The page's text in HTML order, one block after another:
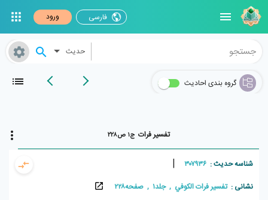
فارسی ورود
حدیث
گروه بندی احادیث
تفسير فرات ج۱ ص۲۲۸
شناسه حدیث : ۳۰۷۹۳۶ |
نشانی :تفسير فرات الکوفي , جلد۱ , صفحه۲۲۸